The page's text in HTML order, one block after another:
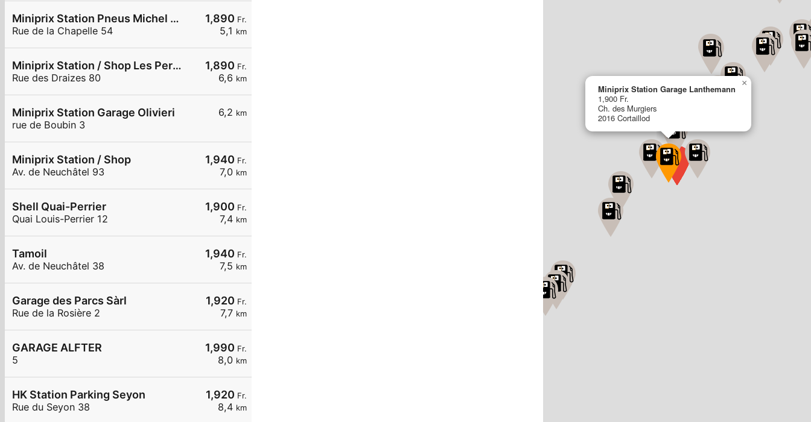
1,890 Fr.
5,1 km
Miniprix Station Pneus Michel SA
Rue de la Chapelle 54
1,890 Fr.
6,6 km
Miniprix Station / Shop Les Pereuses
Rue des Draizes 80
6,2 km
Miniprix Station Garage Olivieri
rue de Boubin 3
1,940 Fr.
7,0 km
Miniprix Station / Shop
Av. de Neuchâtel 93
1,900 Fr.
7,4 km
Shell Quai-Perrier
Quai Louis-Perrier 12
1,940 Fr.
7,5 km
Tamoil
Av. de Neuchâtel 38
1,920 Fr.
7,7 km
Garage des Parcs Sàrl
Rue de la Rosière 2
1,990 Fr.
8,0 km
GARAGE ALFTER
5
1,920 Fr.
8,4 km
HK Station Parking Seyon
Rue du Seyon 38
Miniprix Station Garage Lanthemann
1,900 Fr.
Ch. des Murgiers
2016 Cortaillod
×